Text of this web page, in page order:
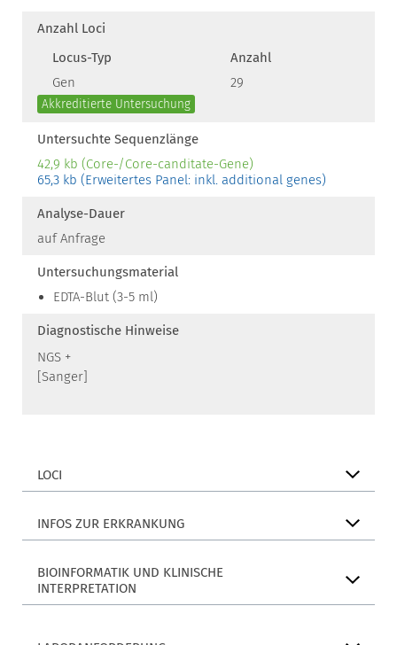
Anzahl Loci
Locus-Typ
Anzahl
Gen
29
Akkreditierte Untersuchung
Untersuchte Sequenzlänge
42,9 kb (Core-/Core-canditate-Gene)
65,3 kb (Erweitertes Panel: inkl. additional genes)
Analyse-Dauer
auf Anfrage
Untersuchungsmaterial
EDTA-Blut (3-5 ml)
Diagnostische Hinweise
NGS +
[Sanger]
LOCI
INFOS ZUR ERKRANKUNG
BIOINFORMATIK UND KLINISCHE
INTERPRETATION